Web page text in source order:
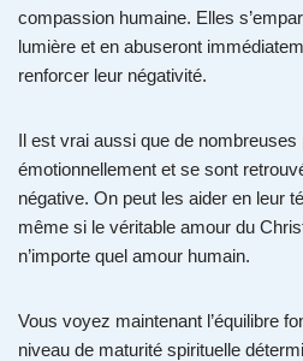
compassion humaine. Elles
lumière et en abuseront
renforcer leur négativité.
Il est vrai aussi que de
émotionnellement et se sont
négative. On peut les aider en leur
même si le véritable amour du
n’importe quel amour humain.
Vous voyez maintenant l’équilibre
niveau de maturité spirituelle